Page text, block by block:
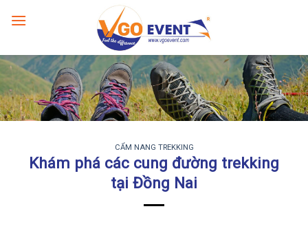
CẨM NANG TREKKING
Khám phá các cung đường trekking
tại Đồng Nai